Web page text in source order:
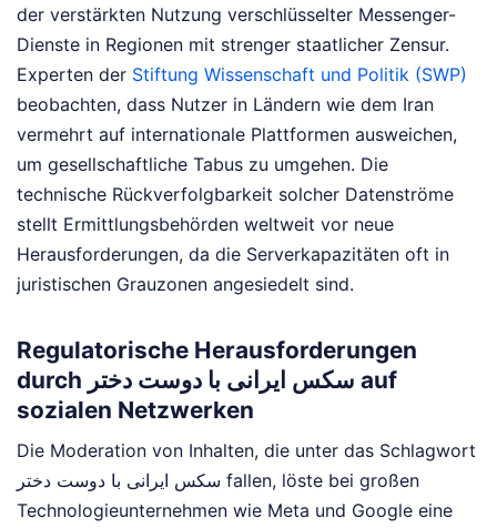
der verstärkten Nutzung verschlüsselter Messenger-
Dienste in Regionen mit strenger staatlicher Zensur.
Experten der Stiftung Wissenschaft und Politik (SWP)
beobachten, dass Nutzer in Ländern wie dem Iran
vermehrt auf internationale Plattformen ausweichen,
um gesellschaftliche Tabus zu umgehen. Die
technische Rückverfolgbarkeit solcher Datenströme
stellt Ermittlungsbehörden weltweit vor neue
Herausforderungen, da die Serverkapazitäten oft in
juristischen Grauzonen angesiedelt sind.
Regulatorische Herausforderungen
durch سکس ایرانی با دوست دختر auf
sozialen Netzwerken
Die Moderation von Inhalten, die unter das Schlagwort
سکس ایرانی با دوست دختر fallen, löste bei großen
Technologieunternehmen wie Meta und Google eine